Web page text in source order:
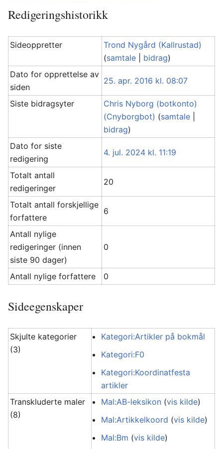
Redigeringshistorikk
Sideoppretter
Trond Nygård (Kallrustad)
(samtale bidrag)
Dato for opprettelse av
siden
25. apr. 2016 kl. 08:07
Siste bidragsyter
Chris Nyborg (botkonto)
(Cnyborgbot) (samtale
bidrag)
Dato for siste
redigering
4. jul. 2024 kl. 11:19
Totalt antall
redigeringer
20
Totalt antall forskjellige
forfattere
6
Antall nylige
redigeringer (innen
siste 90 dager)
0
Antall nylige forfattere 0
Sideegenskaper
Skjulte kategorier
(3)
Kategori:Artikler på bokmål
Kategori:F0
Kategori:Koordinatfesta
artikler
Transkluderte maler
(8)
Mal:AB-leksikon (vis kilde)
Mal:Artikkelkoord (vis kilde)
Mal:Bm (vis kilde)